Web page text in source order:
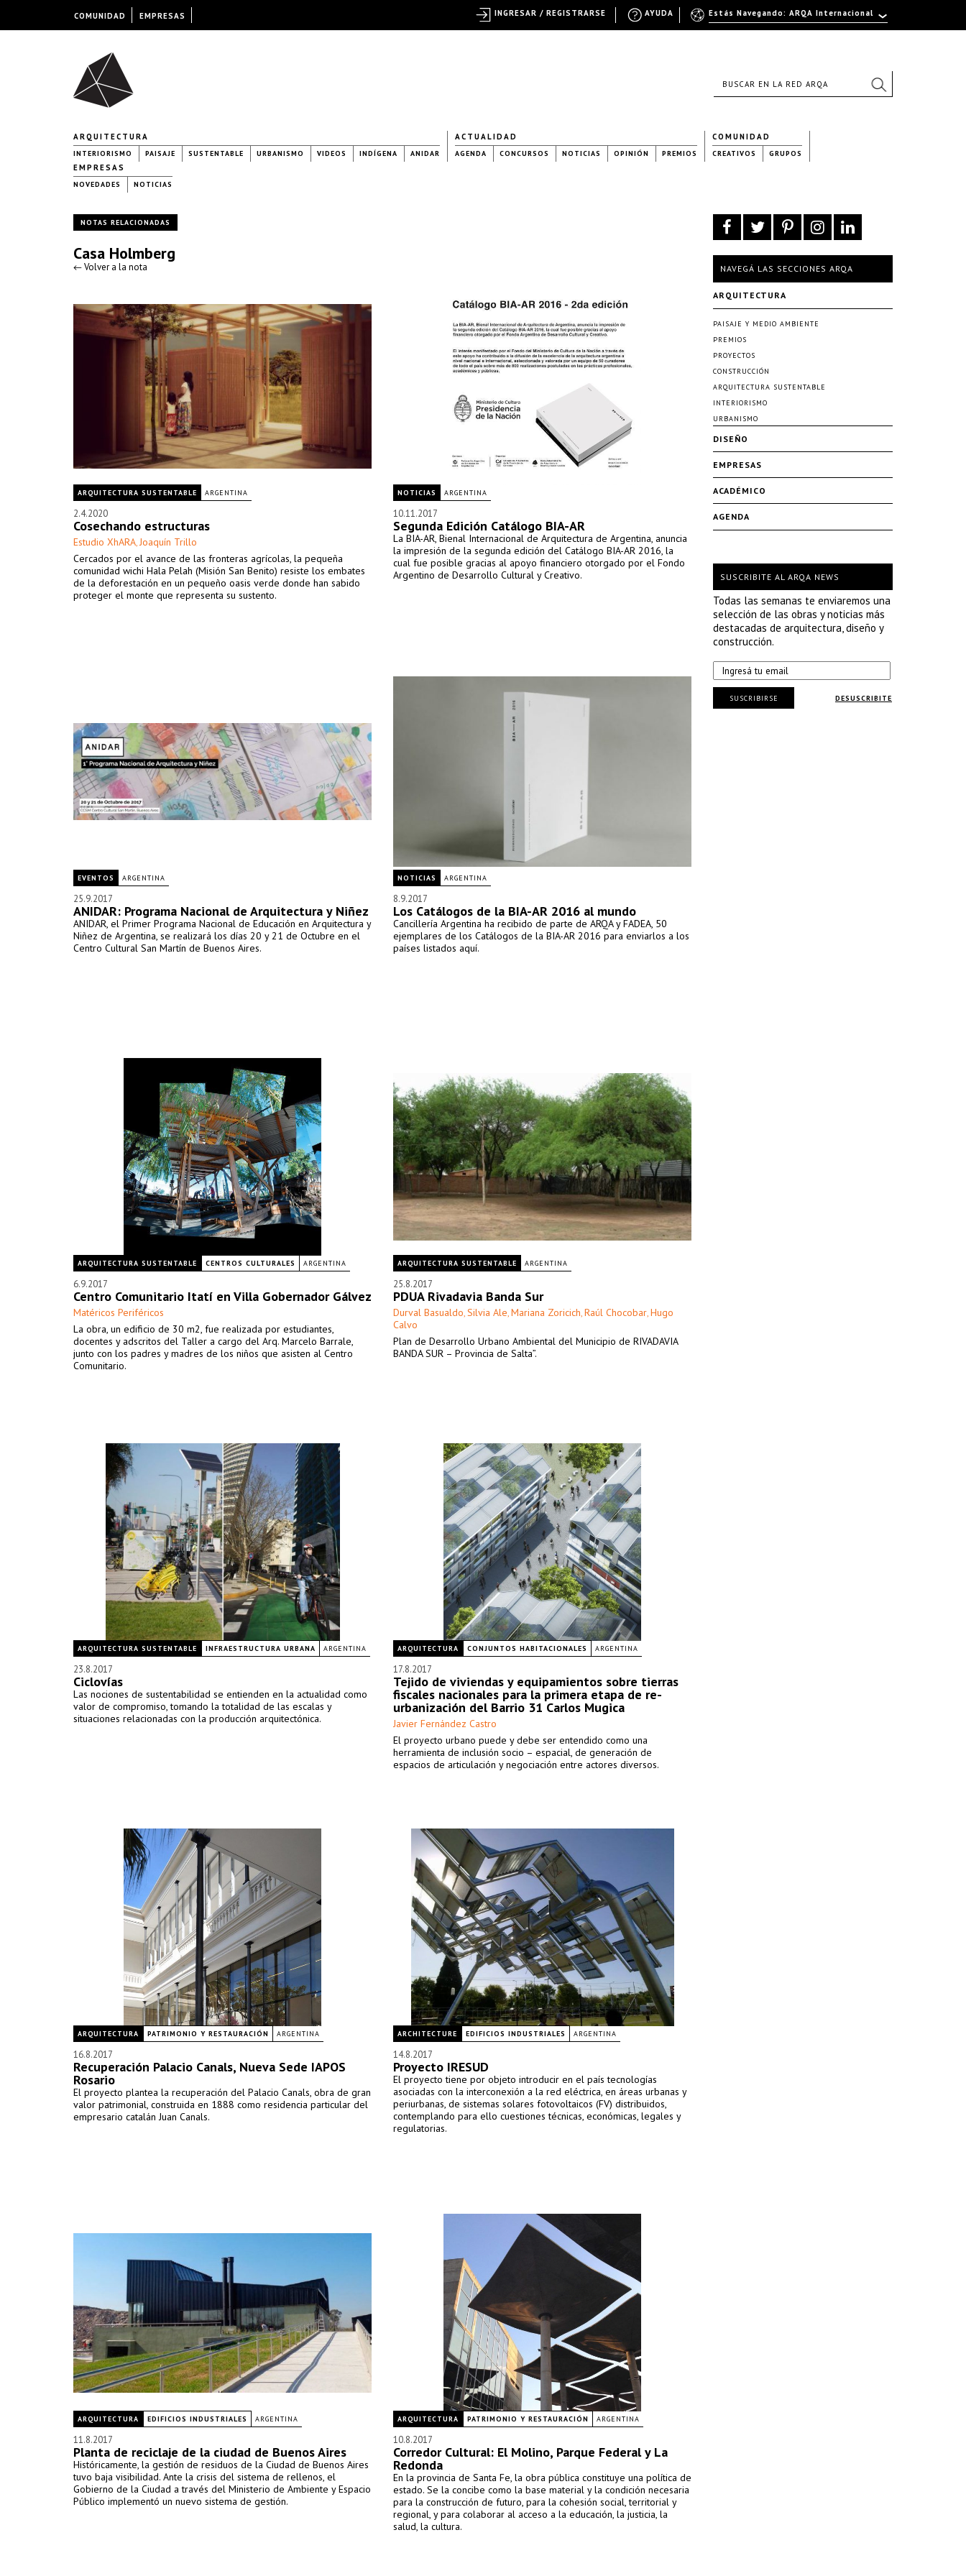
ARQUITECTURA
INTERIORISMO PAISAJE SUSTENTABLE URBANISMO VIDEOS INDÍGENA ANIDAR
ACTUALIDAD
AGENDA CONCURSOS NOTICIAS OPINIÓN PREMIOS
COMUNIDAD
CREATIVOS GRUPOS
EMPRESAS
NOVEDADES NOTICIAS
NOTAS RELACIONADAS
Casa Holmberg
← Volver a la nota
ARQUITECTURA SUSTENTABLE ARGENTINA
2.4.2020
Cosechando estructuras
Estudio XhARA, Joaquín Trillo
Cercados por el avance de las fronteras agrícolas, la pequeña
comunidad wichi Hala Pelah (Misión San Benito) resiste los embates
de la deforestación en un pequeño oasis verde donde han sabido
proteger el monte que representa su sustento.
NOTICIAS ARGENTINA
10.11.2017
Segunda Edición Catálogo BIA-AR
La BIA-AR, Bienal Internacional de Arquitectura de Argentina, anuncia
la impresión de la segunda edición del Catálogo BIA-AR 2016, la
cual fue posible gracias al apoyo financiero otorgado por el Fondo
Argentino de Desarrollo Cultural y Creativo.
EVENTOS ARGENTINA
25.9.2017
ANIDAR: Programa Nacional de Arquitectura y Niñez
ANIDAR, el Primer Programa Nacional de Educación en Arquitectura y
Niñez de Argentina, se realizará los días 20 y 21 de Octubre en el
Centro Cultural San Martín de Buenos Aires.
NOTICIAS ARGENTINA
8.9.2017
Los Catálogos de la BIA-AR 2016 al mundo
Cancillería Argentina ha recibido de parte de ARQA y FADEA, 50
ejemplares de los Catálogos de la BIA-AR 2016 para enviarlos a los
países listados aquí.
ARQUITECTURA SUSTENTABLE CENTROS CULTURALES ARGENTINA
6.9.2017
Centro Comunitario Itatí en Villa Gobernador Gálvez
Matéricos Periféricos
La obra, un edificio de 30 m2, fue realizada por estudiantes,
docentes y adscritos del Taller a cargo del Arq. Marcelo Barrale,
junto con los padres y madres de los niños que asisten al Centro
Comunitario.
ARQUITECTURA SUSTENTABLE ARGENTINA
25.8.2017
PDUA Rivadavia Banda Sur
Durval Basualdo, Silvia Ale, Mariana Zoricich, Raúl Chocobar, Hugo
Calvo
Plan de Desarrollo Urbano Ambiental del Municipio de RIVADAVIA
BANDA SUR – Provincia de Salta”.
ARQUITECTURA SUSTENTABLE INFRAESTRUCTURA URBANA ARGENTINA
23.8.2017
Ciclovías
Las nociones de sustentabilidad se entienden en la actualidad como
valor de compromiso, tomando la totalidad de las escalas y
situaciones relacionadas con la producción arquitectónica.
ARQUITECTURA CONJUNTOS HABITACIONALES ARGENTINA
17.8.2017
Tejido de viviendas y equipamientos sobre tierras
fiscales nacionales para la primera etapa de re-
urbanización del Barrio 31 Carlos Mugica
Javier Fernández Castro
El proyecto urbano puede y debe ser entendido como una
herramienta de inclusión socio – espacial, de generación de
espacios de articulación y negociación entre actores diversos.
ARQUITECTURA PATRIMONIO Y RESTAURACIÓN ARGENTINA
16.8.2017
Recuperación Palacio Canals, Nueva Sede IAPOS
Rosario
El proyecto plantea la recuperación del Palacio Canals, obra de gran
valor patrimonial, construida en 1888 como residencia particular del
empresario catalán Juan Canals.
ARCHITECTURE EDIFICIOS INDUSTRIALES ARGENTINA
14.8.2017
Proyecto IRESUD
El proyecto tiene por objeto introducir en el país tecnologías
asociadas con la interconexión a la red eléctrica, en áreas urbanas y
periurbanas, de sistemas solares fotovoltaicos (FV) distribuidos,
contemplando para ello cuestiones técnicas, económicas, legales y
regulatorias.
ARQUITECTURA EDIFICIOS INDUSTRIALES ARGENTINA
11.8.2017
Planta de reciclaje de la ciudad de Buenos Aires
Históricamente, la gestión de residuos de la Ciudad de Buenos Aires
tuvo baja visibilidad. Ante la crisis del sistema de rellenos, el
Gobierno de la Ciudad a través del Ministerio de Ambiente y Espacio
Público implementó un nuevo sistema de gestión.
ARQUITECTURA PATRIMONIO Y RESTAURACIÓN ARGENTINA
10.8.2017
Corredor Cultural: El Molino, Parque Federal y La
Redonda
En la provincia de Santa Fe, la obra pública constituye una política de
estado. Se la concibe como la base material y la condición necesaria
para la construcción de futuro, para la cohesión social, territorial y
regional, y para colaborar al acceso a la educación, la justicia, la
salud, la cultura.
NAVEGÁ LAS SECCIONES ARQA
ARQUITECTURA
PAISAJE Y MEDIO AMBIENTE
PREMIOS
PROYECTOS
CONSTRUCCIÓN
ARQUITECTURA SUSTENTABLE
INTERIORISMO
URBANISMO
DISEÑO
EMPRESAS
ACADÉMICO
AGENDA
SUSCRIBITE AL ARQA NEWS
Todas las semanas te enviaremos una
selección de las obras y noticias más
destacadas de arquitectura, diseño y
construcción.
DESUSCRIBITE
SUSCRIBIRSE
COMUNIDAD EMPRESAS Estás Navegando: ARQA Internacional
AYUDA
INGRESAR / REGISTRARSE